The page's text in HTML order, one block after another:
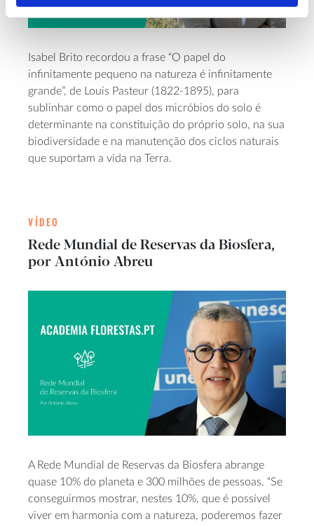
Isabel Brito recordou a frase “O papel do
infinitamente pequeno na natureza é infinitamente
grande”, de Louis Pasteur (1822-1895), para
sublinhar como o papel dos micróbios do solo é
determinante na constituição do próprio solo, na sua
biodiversidade e na manutenção dos ciclos naturais
que suportam a vida na Terra.
VÍDEO
Rede Mundial de Reservas da Biosfera,
por António Abreu
A Rede Mundial de Reservas da Biosfera abrange
quase 10% do planeta e 300 milhões de pessoas. “Se
conseguirmos mostrar, nestes 10%, que é possível
viver em harmonia com a natureza, poderemos fazer